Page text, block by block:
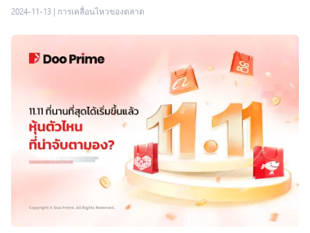
2024-11-13 | การเคลื่อนไหวของตลาด